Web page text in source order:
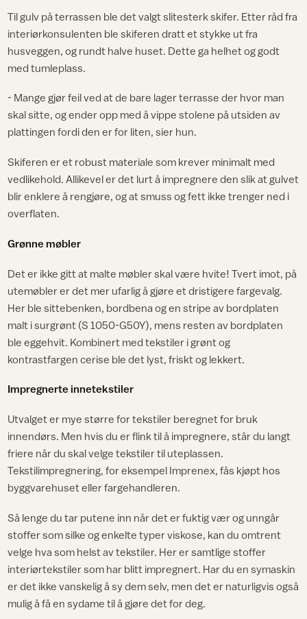
Til gulv på terrassen ble det valgt slitesterk skifer. Etter råd fra
interiørkonsulenten ble skiferen dratt et stykke ut fra
husveggen, og rundt halve huset. Dette ga helhet og godt
med tumleplass.
- Mange gjør feil ved at de bare lager terrasse der hvor man
skal sitte, og ender opp med å vippe stolene på utsiden av
plattingen fordi den er for liten, sier hun.
Skiferen er et robust materiale som krever minimalt med
vedlikehold. Allikevel er det lurt å impregnere den slik at gulvet
blir enklere å rengjøre, og at smuss og fett ikke trenger ned i
overflaten.
Grønne møbler
Det er ikke gitt at malte møbler skal være hvite! Tvert imot, på
utemøbler er det mer ufarlig å gjøre et dristigere fargevalg.
Her ble sittebenken, bordbena og en stripe av bordplaten
malt i surgrønt (S 1050-G50Y), mens resten av bordplaten
ble eggehvit. Kombinert med tekstiler i grønt og
kontrastfargen cerise ble det lyst, friskt og lekkert.
Impregnerte innetekstiler
Utvalget er mye større for tekstiler beregnet for bruk
innendørs. Men hvis du er flink til å impregnere, står du langt
friere når du skal velge tekstiler til uteplassen.
Tekstilimpregnering, for eksempel Imprenex, fås kjøpt hos
byggvarehuset eller fargehandleren.
Så lenge du tar putene inn når det er fuktig vær og unngår
stoffer som silke og enkelte typer viskose, kan du omtrent
velge hva som helst av tekstiler. Her er samtlige stoffer
interiørtekstiler som har blitt impregnert. Har du en symaskin
er det ikke vanskelig å sy dem selv, men det er naturligvis også
mulig å få en sydame til å gjøre det for deg.